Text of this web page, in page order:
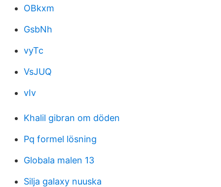
OBkxm
GsbNh
vyTc
VsJUQ
vIv
Khalil gibran om döden
Pq formel lösning
Globala malen 13
Silja galaxy nuuska